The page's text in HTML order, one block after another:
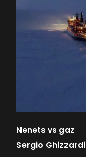
Nenets vs gaz
Sergio Ghizzardi